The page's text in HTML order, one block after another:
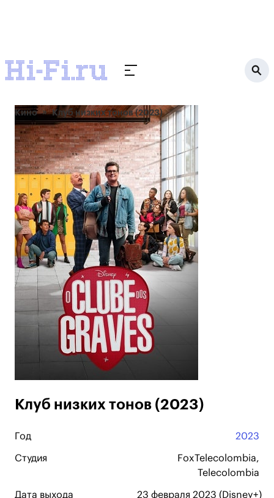
Кино Клуб низких тонов (2023)
Клуб низких тонов (2023)
Год 2023
Студия
FoxTelecolombia,
Telecolombia
Дата выхода 23 февраля 2023 (Disney+)